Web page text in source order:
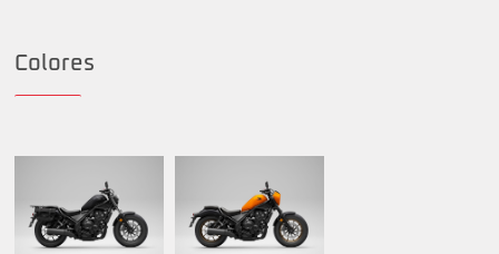
Colores